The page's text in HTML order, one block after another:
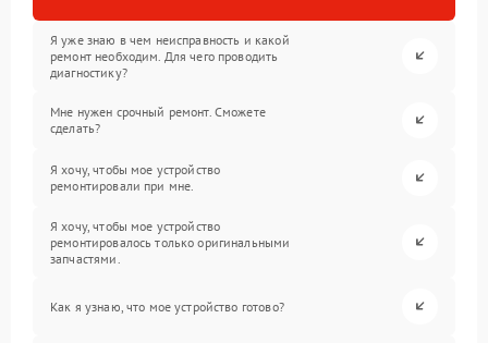
Я уже знаю в чем неисправность и какой
ремонт необходим. Для чего проводить
диагностику?
Мне нужен срочный ремонт. Сможете
сделать?
Я хочу, чтобы мое устройство
ремонтировали при мне.
Я хочу, чтобы мое устройство
ремонтировалось только оригинальными
запчастями.
Как я узнаю, что мое устройство готово?